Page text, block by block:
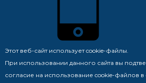
Этот веб-сайт использует cookie-файлы.
При использовании данного сайта вы
согласие на использование cookie-файлов в